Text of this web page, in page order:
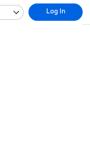
Log In